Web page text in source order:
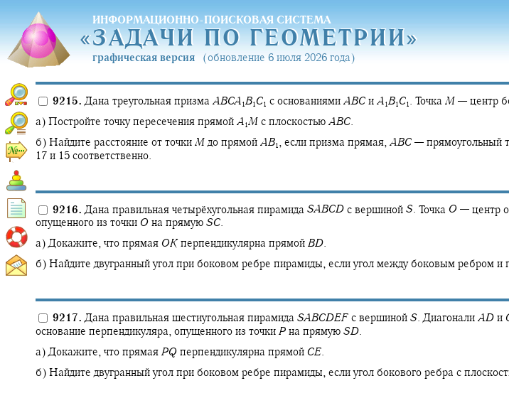
ИНФОРМАЦИОННО-ПОИСКОВАЯ СИСТЕМА
«ЗАДАЧИ ПО ГЕОМЕТРИИ»
«ЗАДАЧИ ПО ГЕОМЕТРИИ»
графическая версия (обновление 6 июля 2026 года)
9215. Дана треугольная призма ABCA 1B1 C1 с основаниями ABC и A 1B1 C1 . Точка M — центр
а) Постройте точку пересечения прямой A 1M с плоскостью ABC.
б) Найдите расстояние от точки M до прямой AB1 , если призма прямая, ABC — прямоугольный
17 и 15 соответственно.
9216. Дана правильная четырёхугольная пирамида SABCD с вершиной S. Точка O — центр
опущенного из точки O на прямую SC.
а) Докажите, что прямая OK перпендикулярна прямой BD.
б) Найдите двугранный угол при боковом ребре пирамиды, если угол между боковым ребром и
9217. Дана правильная шестиугольная пирамида SABCDEF с вершиной S. Диагонали AD и
основание перпендикуляра, опущенного из точки P на прямую SD.
а) Докажите, что прямая PQ перпендикулярна прямой CE.
б) Найдите двугранный угол при боковом ребре пирамиды, если угол бокового ребра с